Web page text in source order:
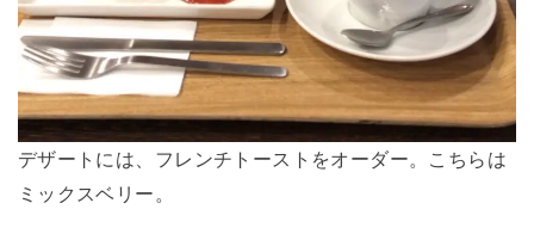
デザートには、フレンチトーストをオーダー。こちらは
ミックスベリー。